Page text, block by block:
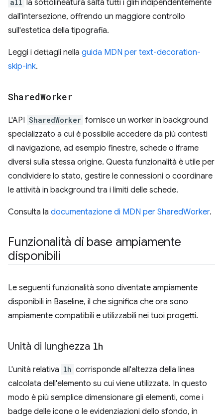
all la sottolineatura salta tutti i glifi indipendentemente
dall'intersezione, offrendo un maggiore controllo
sull'estetica della tipografia.
Leggi i dettagli nella guida MDN per text-decoration-
skip-ink.
SharedWorker
L'API SharedWorker fornisce un worker in background
specializzato a cui è possibile accedere da più contesti
di navigazione, ad esempio finestre, schede o iframe
diversi sulla stessa origine. Questa funzionalità è utile per
condividere lo stato, gestire le connessioni o coordinare
le attività in background tra i limiti delle schede.
Consulta la documentazione di MDN per SharedWorker.
Funzionalità di base ampiamente
disponibili
Le seguenti funzionalità sono diventate ampiamente
disponibili in Baseline, il che significa che ora sono
ampiamente compatibili e utilizzabili nei tuoi progetti.
Unità di lunghezza lh
L'unità relativa lh corrisponde all'altezza della linea
calcolata dell'elemento su cui viene utilizzata. In questo
modo è più semplice dimensionare gli elementi, come i
badge delle icone o le evidenziazioni dello sfondo, in